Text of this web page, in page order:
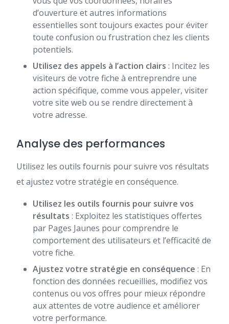
d’ouverture et autres informations
essentielles sont toujours exactes pour éviter
toute confusion ou frustration chez les clients
potentiels.
Utilisez des appels à l’action clairs : Incitez les
visiteurs de votre fiche à entreprendre une
action spécifique, comme vous appeler, visiter
votre site web ou se rendre directement à
votre adresse.
Analyse des performances
Utilisez les outils fournis pour suivre vos résultats
et ajustez votre stratégie en conséquence.
Utilisez les outils fournis pour suivre vos
résultats : Exploitez les statistiques offertes
par Pages Jaunes pour comprendre le
comportement des utilisateurs et l’efficacité de
votre fiche.
Ajustez votre stratégie en conséquence : En
fonction des données recueillies, modifiez vos
contenus ou vos offres pour mieux répondre
aux attentes de votre audience et améliorer
votre performance.